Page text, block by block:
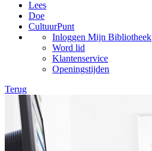
Lees
Doe
CultuurPunt
Inloggen Mijn Bibliotheek
Word lid
Klantenservice
Openingstijden
Terug